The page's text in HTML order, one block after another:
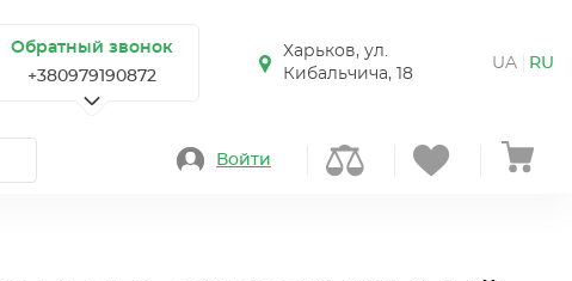
Обратный звонок
+380979190872
Харьков, ул.
Кибальчича, 18
UA RU
Войти